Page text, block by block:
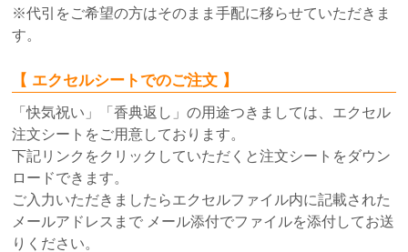
※代引をご希望の方はそのまま手配に移らせていただきま
す。
【 エクセルシートでのご注文 】
「快気祝い」「香典返し」の用途つきましては、エクセル
注文シートをご用意しております。
下記リンクをクリックしていただくと注文シートをダウン
ロードできます。
ご入力いただきましたらエクセルファイル内に記載された
メールアドレスまで メール添付でファイルを添付してお送
りください。